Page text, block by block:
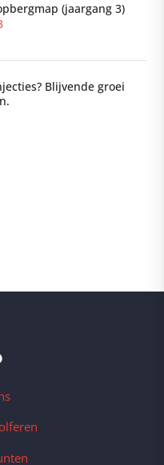
(jaargang 3)
Blijvende groei